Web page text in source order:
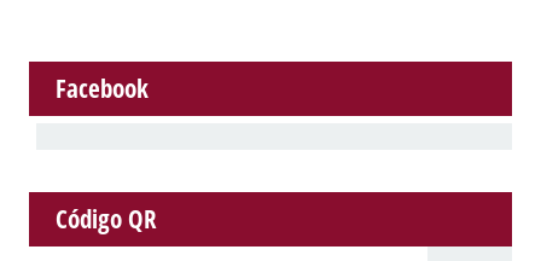
Facebook
Código QR